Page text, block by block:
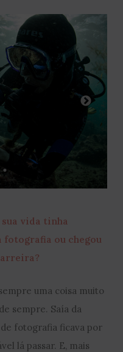
vida tinha
fotografia ou chegou
uma coisa muito
sempre. Saía da
fotografia ficava por
lá passar. E, mais